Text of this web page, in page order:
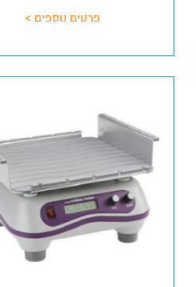
פרטים נוספים >